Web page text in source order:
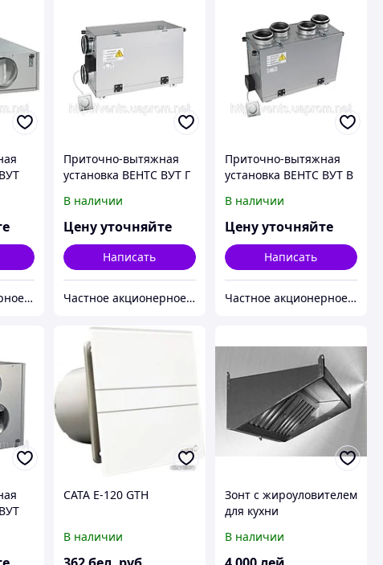
Частное акционерное общество «Вентиляционные системы». Торговая марка ВЕНТС.
Приточно-вытяжная
установка ВЕНТС ВУТ Г
В наличии
Цену уточняйте
Написать
Частное акционерное общество «Вентиляционные системы». Торговая марка ВЕНТС.
Приточно-вытяжная
установка ВЕНТС ВУТ В
В наличии
Цену уточняйте
Написать
Частное акционерное общество «Вентиляционные системы». Торговая марка ВЕНТС.
CATA E-120 GTH
В наличии
Зонт с жироуловителем
для кухни
В наличии